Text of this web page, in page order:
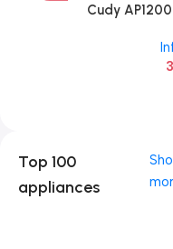
Cudy
Top 100
appliances